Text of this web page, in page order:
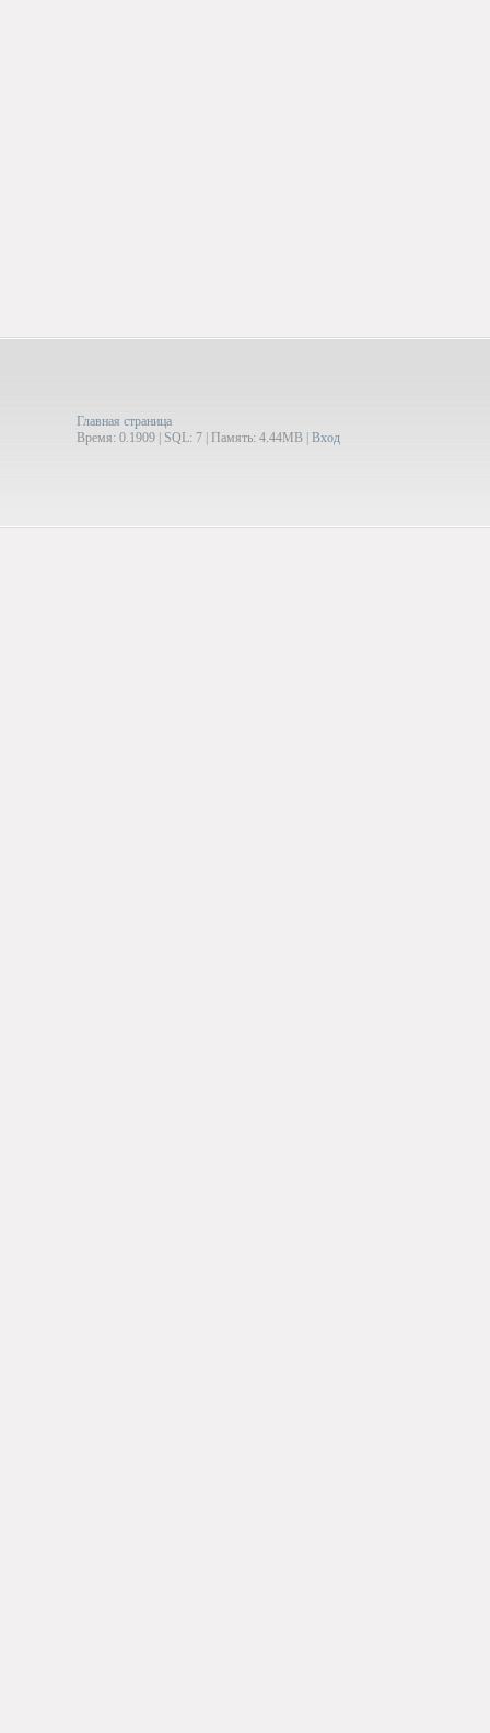
Главная страница
Время: 0.1909 | SQL: 7 | Память: 4.44MB Вход